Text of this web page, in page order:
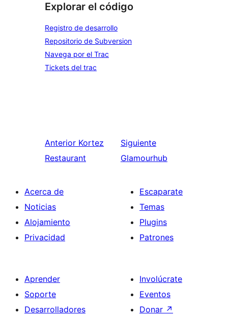
Explorar el código
Registro de desarrollo
Repositorio de Subversion
Navega por el Trac
Tickets del trac
Anterior Kortez
Restaurant
Siguiente
Glamourhub
Acerca de
Noticias
Alojamiento
Privacidad
Escaparate
Temas
Plugins
Patrones
Aprender
Soporte
Desarrolladores
Involúcrate
Eventos
Donar ↗